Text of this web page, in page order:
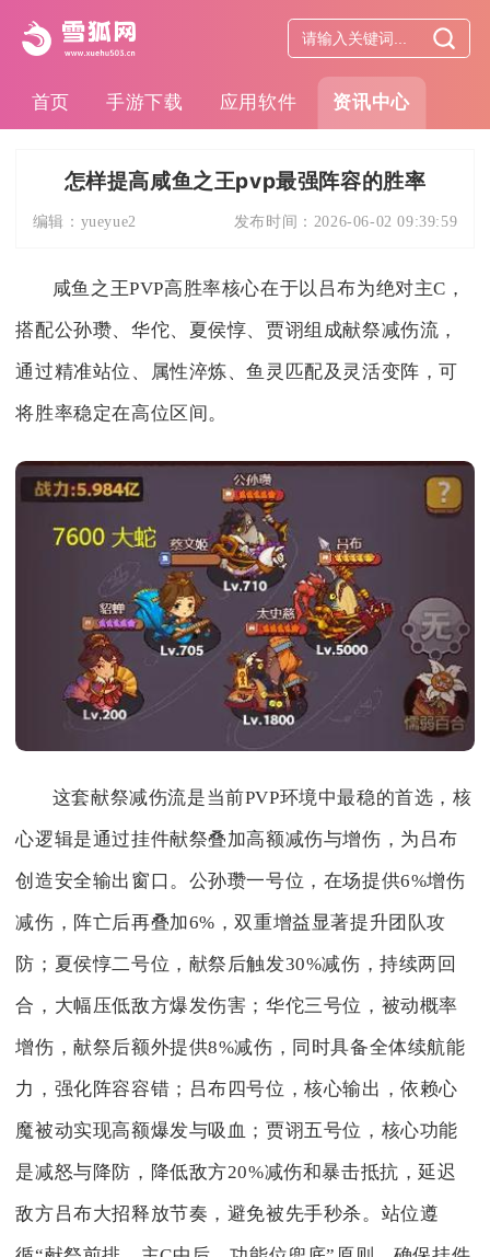
首页 手游下载 应用软件 资讯中心
怎样提高咸鱼之王pvp最强阵容的胜率
编辑： yueyue2 发布时间： 2026-06-02 09:39:59
咸鱼之王PVP高胜率核心在于以吕布为绝对主C，
搭配公孙瓒、华佗、夏侯惇、贾诩组成献祭减伤流，
通过精准站位、属性淬炼、鱼灵匹配及灵活变阵，可
将胜率稳定在高位区间。
这套献祭减伤流是当前PVP环境中最稳的首选，核
心逻辑是通过挂件献祭叠加高额减伤与增伤，为吕布
创造安全输出窗口。公孙瓒一号位，在场提供6%增伤
减伤，阵亡后再叠加6%，双重增益显著提升团队攻
防；夏侯惇二号位，献祭后触发30%减伤，持续两回
合，大幅压低敌方爆发伤害；华佗三号位，被动概率
增伤，献祭后额外提供8%减伤，同时具备全体续航能
力，强化阵容容错；吕布四号位，核心输出，依赖心
魔被动实现高额爆发与吸血；贾诩五号位，核心功能
是减怒与降防，降低敌方20%减伤和暴击抵抗，延迟
敌方吕布大招释放节奏，避免被先手秒杀。站位遵